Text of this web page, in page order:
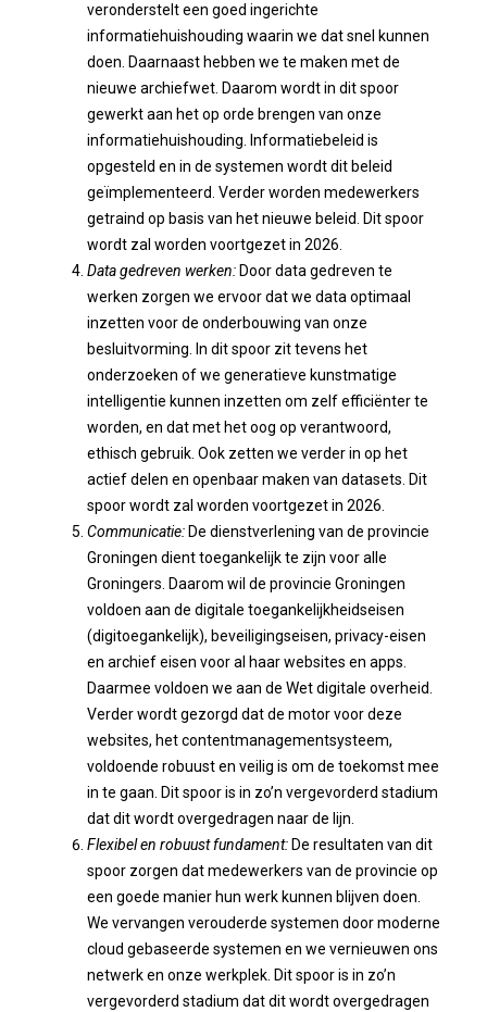
veronderstelt een goed ingerichte
informatiehuishouding waarin we dat snel kunnen
doen. Daarnaast hebben we te maken met de
nieuwe archiefwet. Daarom wordt in dit spoor
gewerkt aan het op orde brengen van onze
informatiehuishouding. Informatiebeleid is
opgesteld en in de systemen wordt dit beleid
geïmplementeerd. Verder worden medewerkers
getraind op basis van het nieuwe beleid. Dit spoor
wordt zal worden voortgezet in 2026.
Data gedreven werken: Door data gedreven te
werken zorgen we ervoor dat we data optimaal
inzetten voor de onderbouwing van onze
besluitvorming. In dit spoor zit tevens het
onderzoeken of we generatieve kunstmatige
intelligentie kunnen inzetten om zelf efficiënter te
worden, en dat met het oog op verantwoord,
ethisch gebruik. Ook zetten we verder in op het
actief delen en openbaar maken van datasets. Dit
spoor wordt zal worden voortgezet in 2026.
Communicatie: De dienstverlening van de provincie
Groningen dient toegankelijk te zijn voor alle
Groningers. Daarom wil de provincie Groningen
voldoen aan de digitale toegankelijkheidseisen
(digitoegankelijk), beveiligingseisen, privacy-eisen
en archief eisen voor al haar websites en apps.
Daarmee voldoen we aan de Wet digitale overheid.
Verder wordt gezorgd dat de motor voor deze
websites, het contentmanagementsysteem,
voldoende robuust en veilig is om de toekomst mee
in te gaan. Dit spoor is in zo’n vergevorderd stadium
dat dit wordt overgedragen naar de lijn.
Flexibel en robuust fundament: De resultaten van dit
spoor zorgen dat medewerkers van de provincie op
een goede manier hun werk kunnen blijven doen.
We vervangen verouderde systemen door moderne
cloud gebaseerde systemen en we vernieuwen ons
netwerk en onze werkplek. Dit spoor is in zo’n
vergevorderd stadium dat dit wordt overgedragen